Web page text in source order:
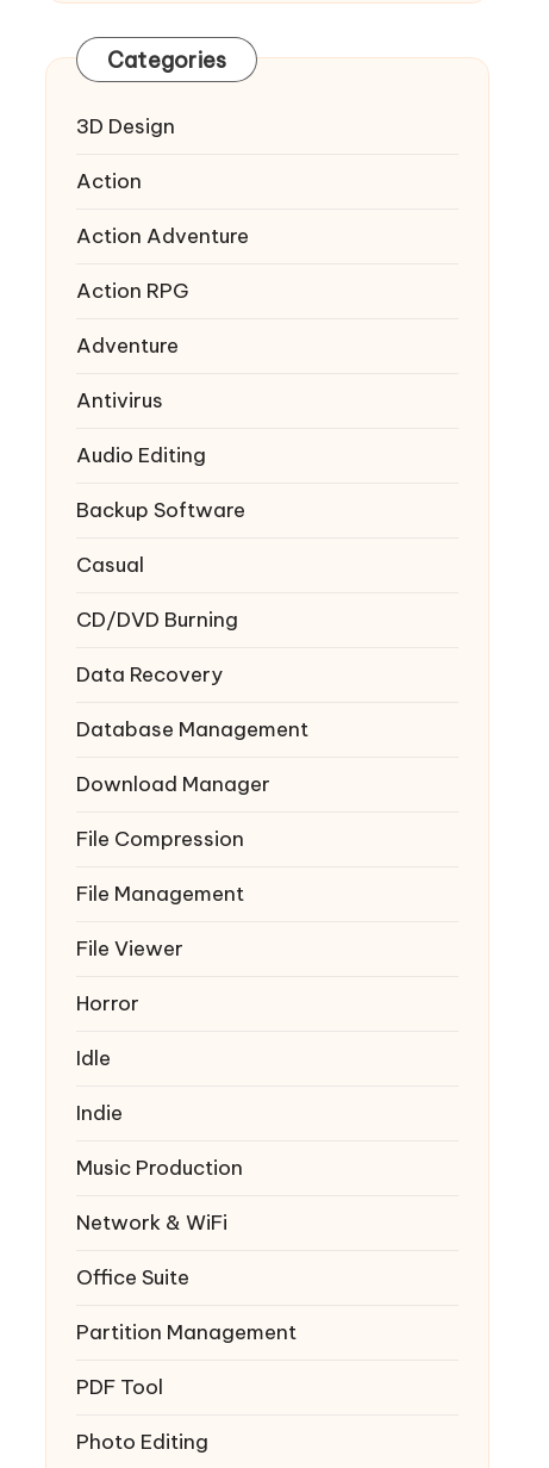
Categories
3D Design
Action
Action Adventure
Action RPG
Adventure
Antivirus
Audio Editing
Backup Software
Casual
CD/DVD Burning
Data Recovery
Database Management
Download Manager
File Compression
File Management
File Viewer
Horror
Idle
Indie
Music Production
Network & WiFi
Office Suite
Partition Management
PDF Tool
Photo Editing